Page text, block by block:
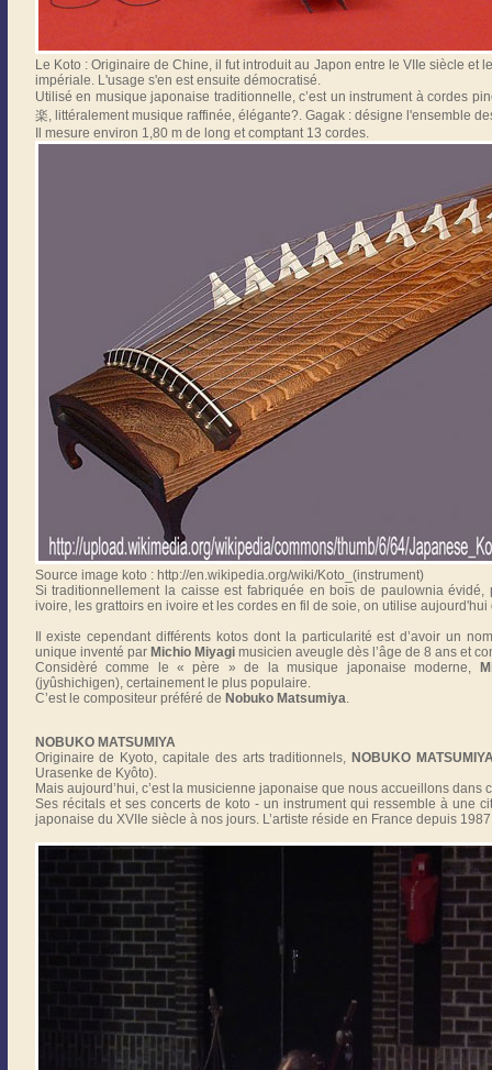
Le Koto : Originaire de Chine, il fut introduit au Japon entre le VIIe siècle et
impériale. L'usage s'en est ensuite démocratisé.
Utilisé en musique japonaise traditionnelle, c’est un instrument à cordes
楽, littéralement musique raffinée, élégante?. Gagak : désigne l'ensemble
Il mesure environ 1,80 m de long et comptant 13 cordes.
Source image koto : http://en.wikipedia.org/wiki/Koto_(instrument)
Si traditionnellement la caisse est fabriquée en bois de paulownia
ivoire, les grattoirs en ivoire et les cordes en fil de soie, on utilise
Il existe cependant différents kotos dont la particularité est d’avoir un
unique inventé par Michio Miyagimusicien aveugle dès l’âge de 8 ans et
Considèré comme le « père » de la musique japonaise moderne,
(jyûshichigen), certainement le plus populaire.
C’est le compositeur préféré de Nobuko Matsumiya.
NOBUKO MATSUMIYA
Originaire de Kyoto, capitale des arts traditionnels, NOBUKO
Urasenke de Kyôto).
Mais aujourd’hui, c’est la musicienne japonaise que nous accueillons dans
Ses récitals et ses concerts de koto - un instrument qui ressemble à une
japonaise du XVIIe siècle à nos jours. L’artiste réside en France depuis